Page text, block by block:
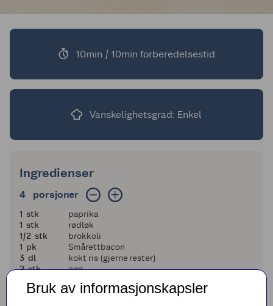
10min / 10min forberedelsestid
Vanskelighetsgrad: Enkel
Ingredienser
4 porsjoner
4 porsjoner
11 stk
paprika
11 stk
rødløk
en halv
1/2 stk
brokkoli
11 pk
Smårettbacon
3
3 dl
kokt ris (gjerne rester)
2
2 stk
egg
ss hakket koriander
Bruk av informasjonskapsler